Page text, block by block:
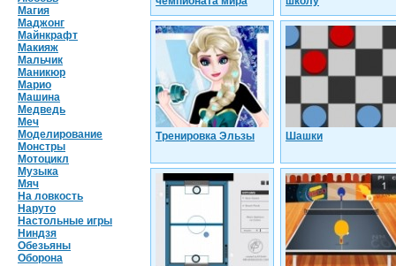
Магия
Маджонг
Майнкрафт
Макияж
Мальчик
Маникюр
Марио
Машина
Медведь
Меч
Моделирование
Монстры
Мотоцикл
Музыка
Мяч
На ловкость
Наруто
Настольные игры
Ниндзя
Обезьяны
Оборона
Тренировка Эльзы Шашки